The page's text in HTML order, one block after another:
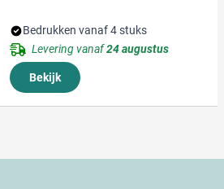
Bedrukken vanaf 4 stuks
Levering vanaf24 augustus
Bekijk